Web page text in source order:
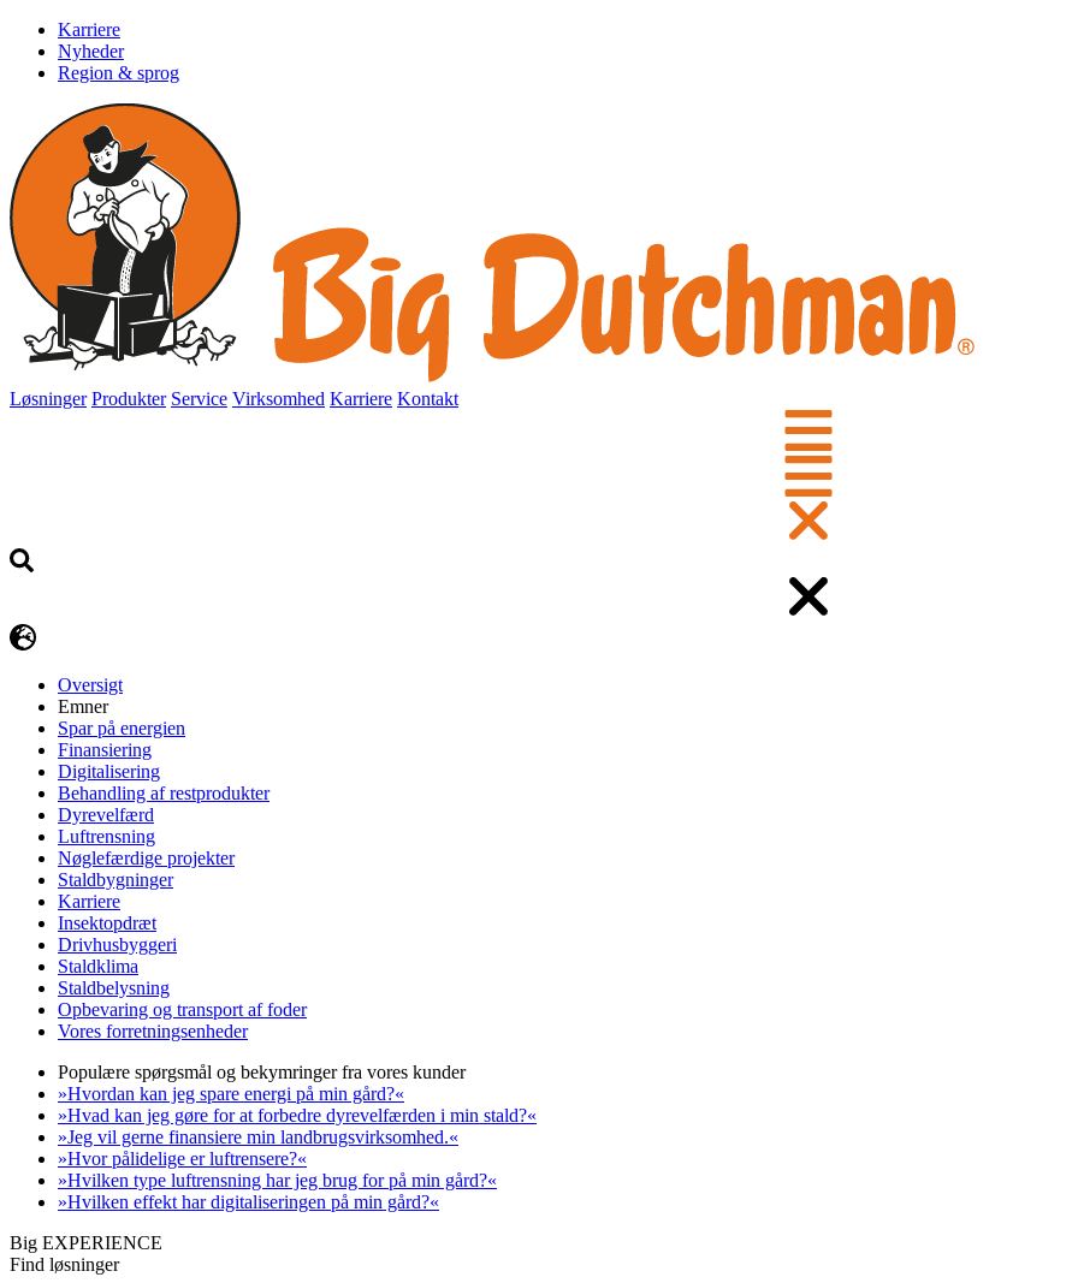
Karriere
Nyheder
Region & sprog
Løsninger Produkter Service Virksomhed Karriere Kontakt
Oversigt
Emner
Spar på energien
Finansiering
Digitalisering
Behandling af restprodukter
Dyrevelfærd
Luftrensning
Nøglefærdige projekter
Staldbygninger
Karriere
Insektopdræt
Drivhusbyggeri
Staldklima
Staldbelysning
Opbevaring og transport af foder
Vores forretningsenheder
Populære spørgsmål og bekymringer fra vores kunder
»Hvordan kan jeg spare energi på min gård?«
»Hvad kan jeg gøre for at forbedre dyrevelfærden i min stald?«
»Jeg vil gerne finansiere min landbrugsvirksomhed.«
»Hvor pålidelige er luftrensere?«
»Hvilken type luftrensning har jeg brug for på min gård?«
»Hvilken effekt har digitaliseringen på min gård?«
Big EXPERIENCE
Find løsninger